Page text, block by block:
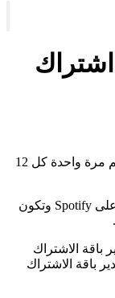
اشتراك
يمكن لأعضاء باقة الاشتراك تغيير باقة اشتراكهم مرة واحدة كل 12
يجب عليك تسجيل الدخول إلى حسابك الخاص على Spotify وتكون
باقة الاشتراك
باقة الاشتراك